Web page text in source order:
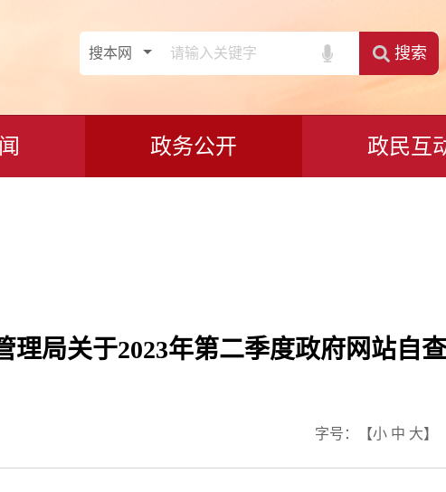
搜索
政务公开 政民互
理局关于2023年第二季度政府网站自
字号： 【小 中 大】